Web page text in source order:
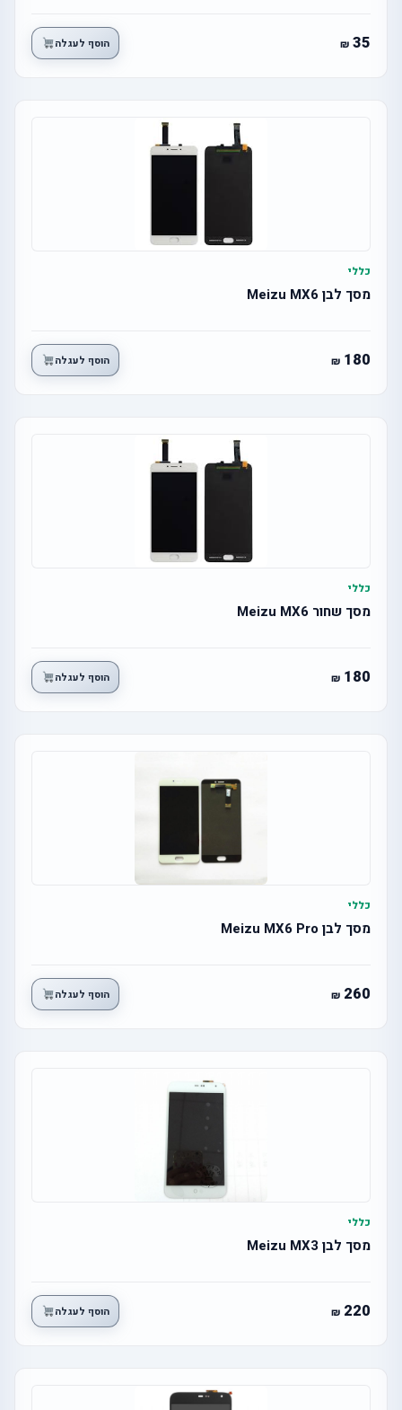
35 הוסף לעגלה
כללי
מסך לבן Meizu MX6
180 הוסף לעגלה
כללי
מסך שחור Meizu MX6
180 הוסף לעגלה
כללי
מסך לבן Meizu MX6 Pro
260 הוסף לעגלה
כללי
מסך לבן Meizu MX3
220 הוסף לעגלה